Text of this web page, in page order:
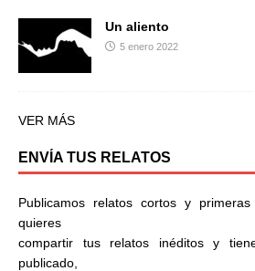
Un aliento
5 enero 2022
VER MÁS
ENVÍA TUS RELATOS
Publicamos relatos cortos y
quieres
compartir tus relatos inéditos y
publicado,